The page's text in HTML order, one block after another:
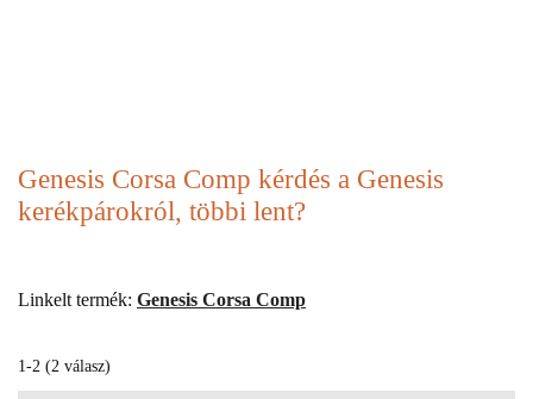
Genesis Corsa Comp kérdés a Genesis
kerékpárokról, többi lent?
Linkelt termék: Genesis Corsa Comp
1-2 (2 válasz)